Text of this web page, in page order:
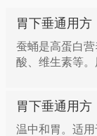
胃下垂通用方
蚕蛹是高蛋白
酸、维生素等。
胃下垂通用方
温中和胃。适用